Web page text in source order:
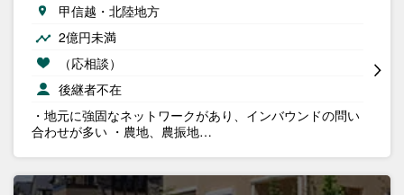
甲信越・北陸地方
2億円未満
（応相談）
後継者不在
・地元に強固なネットワークがあり、インバウンドの問い
合わせが多い ・農地、農振地…